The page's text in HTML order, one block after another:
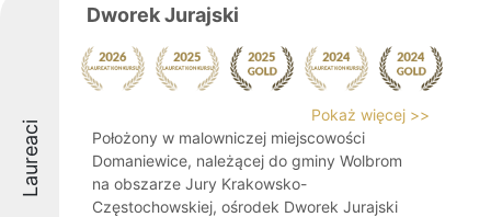
Laureaci
Dworek Jurajski
Pokaż więcej >>
Położony w malowniczej miejscowości
Domaniewice, należącej do gminy Wolbrom
na obszarze Jury Krakowsko-
Częstochowskiej, ośrodek Dworek Jurajski